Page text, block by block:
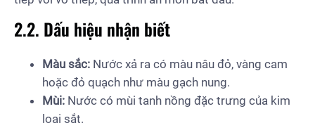
2.2. Dấu hiệu nhận biết
Màu sắc: Nước xả ra có màu nâu đỏ, vàng cam
hoặc đỏ quạch như màu gạch nung.
Mùi: Nước có mùi tanh nồng đặc trưng của kim
loại sắt.